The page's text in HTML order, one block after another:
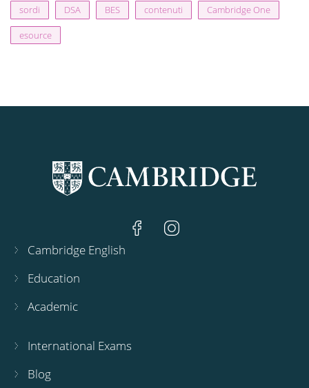
sordi DSA BES contenuti Cambridge One
esource
Cambridge English
Education
Academic
International Exams
Blog